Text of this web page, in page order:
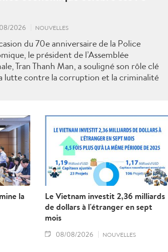
2026 NOUVELLES
du 70e anniversaire de la Police
le président de l’Assemblée
Tran Thanh Man, a souligné son rôle clé
lutte contre la corruption et la criminalité
la
Le Vietnam investit 2,36 milliards
de dollars à l'étranger en sept
mois
08/08/2026 NOUVELLES